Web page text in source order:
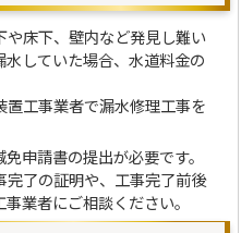
床下、壁内など発見し難い
していた場合、水道料金の
置工事業者で漏水修理工事を
申請書の提出が必要です。
完了の証明や、工事完了前後
業者にご相談ください。